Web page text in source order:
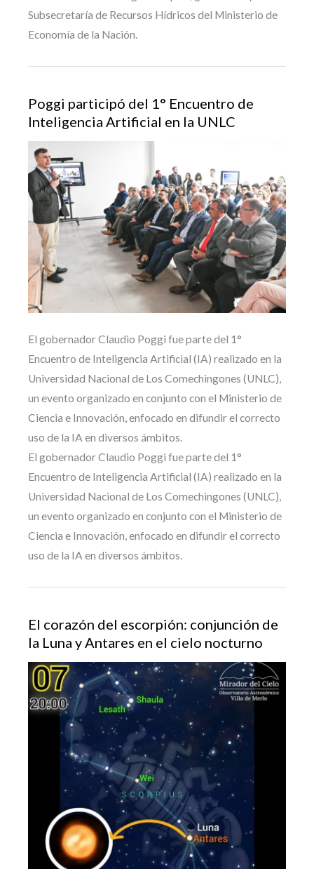
Subsecretaría de Recursos Hídricos del Ministerio de
Economía de la Nación.
Poggi participó del 1° Encuentro de
Inteligencia Artificial en la UNLC
El gobernador Claudio Poggi fue parte del 1°
Encuentro de Inteligencia Artificial (IA) realizado en la
Universidad Nacional de Los Comechingones (UNLC),
un evento organizado en conjunto con el Ministerio de
Ciencia e Innovación, enfocado en difundir el correcto
uso de la IA en diversos ámbitos.
El gobernador Claudio Poggi fue parte del 1°
Encuentro de Inteligencia Artificial (IA) realizado en la
Universidad Nacional de Los Comechingones (UNLC),
un evento organizado en conjunto con el Ministerio de
Ciencia e Innovación, enfocado en difundir el correcto
uso de la IA en diversos ámbitos.
El corazón del escorpión: conjunción de
la Luna y Antares en el cielo nocturno